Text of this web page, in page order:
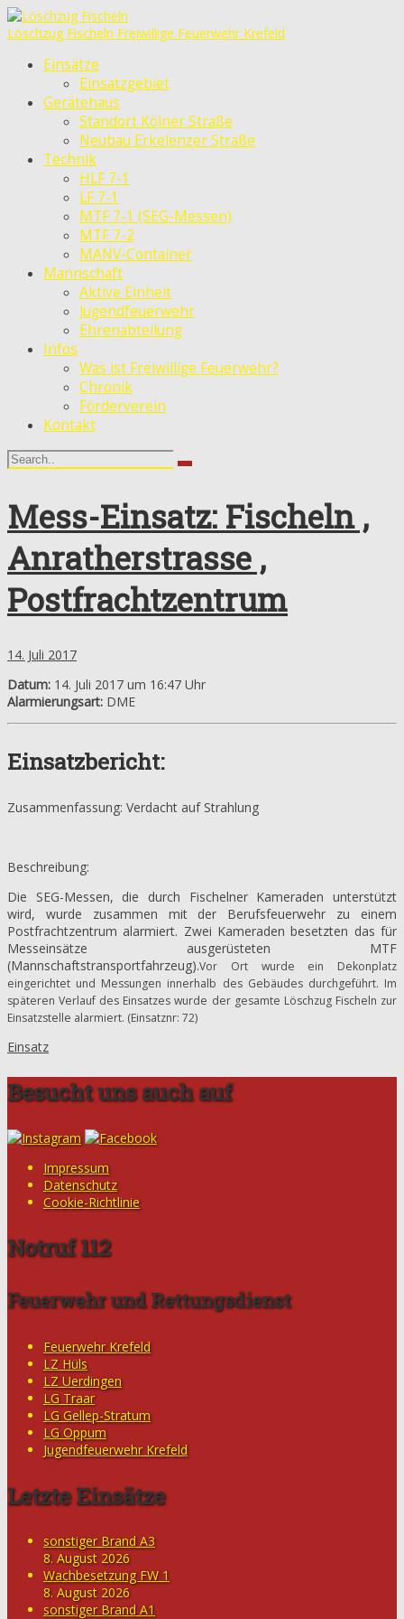
Löschzug Fischeln Freiwillige Feuerwehr Krefeld
Einsätze
Einsatzgebiet
Gerätehaus
Standort Kölner Straße
Neubau Erkelenzer Straße
Technik
HLF 7-1
LF 7-1
MTF 7-1 (SEG-Messen)
MTF 7-2
MANV-Container
Mannschaft
Aktive Einheit
Jugendfeuerwehr
Ehrenabteilung
Infos
Was ist Freiwillige Feuerwehr?
Chronik
Förderverein
Kontakt
Mess-Einsatz: Fischeln ,
Anratherstrasse ,
Postfrachtzentrum
14. Juli 2017
Datum: 14. Juli 2017 um 16:47 Uhr
Alarmierungsart: DME
Einsatzbericht:
Zusammenfassung: Verdacht auf Strahlung
Beschreibung:
Die SEG-Messen, die durch Fischelner Kameraden unterstützt
wird, wurde zusammen mit der Berufsfeuerwehr zu einem
Postfrachtzentrum alarmiert. Zwei Kameraden besetzten das für
Messeinsätze ausgerüsteten MTF
(Mannschaftstransportfahrzeug).Vor Ort wurde ein Dekonplatz
eingerichtet und Messungen innerhalb des Gebäudes durchgeführt. Im
späteren Verlauf des Einsatzes wurde der gesamte Löschzug Fischeln zur
Einsatzstelle alarmiert. (Einsatznr: 72)
Einsatz
Besucht uns auch auf
Impressum
Datenschutz
Cookie-Richtlinie
Notruf 112
Feuerwehr und Rettungsdienst
Feuerwehr Krefeld
LZ Hüls
LZ Uerdingen
LG Traar
LG Gellep-Stratum
LG Oppum
Jugendfeuerwehr Krefeld
Letzte Einsätze
sonstiger Brand A3
8. August 2026
Wachbesetzung FW 1
8. August 2026
sonstiger Brand A1